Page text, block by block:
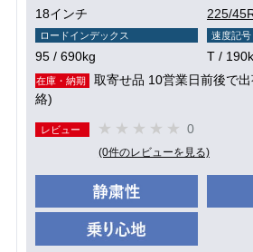
18インチ 225/
ロードインデックス
95 / 690kg
速度記号
T /
在庫・納期
取寄せ品 10営業日前後で
絡)
レビュー 0
(0件のレビューを見る)